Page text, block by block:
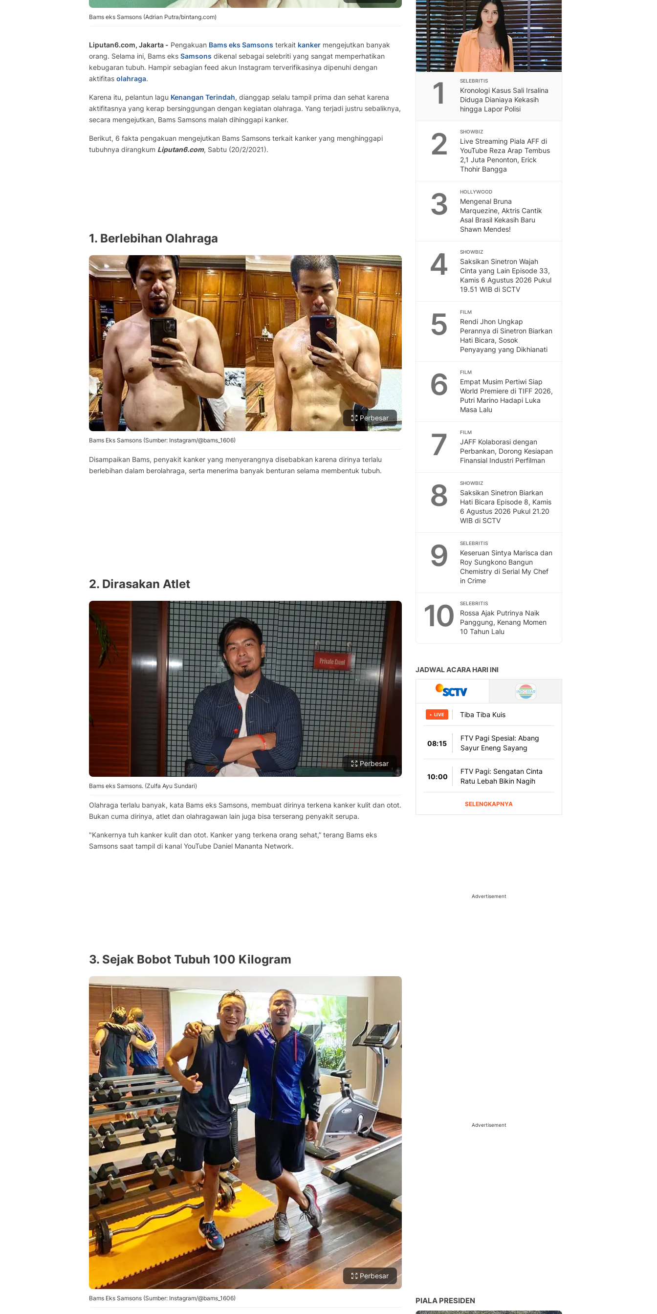
Bams eks Samsons (Adrian Putra/bintang.com)
Liputan6.com, Jakarta - Pengakuan Bams eks Samsons terkait kanker mengejutkan banyak
orang. Selama ini, Bams eks Samsons dikenal sebagai selebriti yang sangat memperhatikan
kebugaran tubuh. Hampir sebagian feed akun Instagram terverifikasinya dipenuhi dengan
aktifitas olahraga.
Karena itu, pelantun lagu Kenangan Terindah, dianggap selalu tampil prima dan sehat karena
aktifitasnya yang kerap bersinggungan dengan kegiatan olahraga. Yang terjadi justru sebaliknya,
secara mengejutkan, Bams Samsons malah dihinggapi kanker.
Berikut, 6 fakta pengakuan mengejutkan Bams Samsons terkait kanker yang menghinggapi
tubuhnya dirangkum Liputan6.com, Sabtu (20/2/2021).
1. Berlebihan Olahraga
Perbesar
Bams Eks Samsons (Sumber: Instagram/@bams_1606)
Disampaikan Bams, penyakit kanker yang menyerangnya disebabkan karena dirinya terlalu
berlebihan dalam berolahraga, serta menerima banyak benturan selama membentuk tubuh.
2. Dirasakan Atlet
Perbesar
Bams eks Samsons. (Zulfa Ayu Sundari)
Olahraga terlalu banyak, kata Bams eks Samsons, membuat dirinya terkena kanker kulit dan otot.
Bukan cuma dirinya, atlet dan olahragawan lain juga bisa terserang penyakit serupa.
"Kankernya tuh kanker kulit dan otot. Kanker yang terkena orang sehat,” terang Bams eks
Samsons saat tampil di kanal YouTube Daniel Mananta Network.
3. Sejak Bobot Tubuh 100 Kilogram
Perbesar
Bams Eks Samsons (Sumber: Instagram/@bams_1606)
1 SELEBRITIS
Kronologi Kasus Sali Irsalina
Diduga Dianiaya Kekasih
hingga Lapor Polisi
2 SHOWBIZ
Live Streaming Piala AFF di
YouTube Reza Arap Tembus
2,1 Juta Penonton, Erick
Thohir Bangga
3 HOLLYWOOD
Mengenal Bruna
Marquezine, Aktris Cantik
Asal Brasil Kekasih Baru
Shawn Mendes!
4 SHOWBIZ
Saksikan Sinetron Wajah
Cinta yang Lain Episode 33,
Kamis 6 Agustus 2026 Pukul
19.51 WIB di SCTV
5 FILM
Rendi Jhon Ungkap
Perannya di Sinetron Biarkan
Hati Bicara, Sosok
Penyayang yang Dikhianati
6 FILM
Empat Musim Pertiwi Siap
World Premiere di TIFF 2026,
Putri Marino Hadapi Luka
Masa Lalu
7 FILM
JAFF Kolaborasi dengan
Perbankan, Dorong Kesiapan
Finansial Industri Perfilman
8 SHOWBIZ
Saksikan Sinetron Biarkan
Hati Bicara Episode 8, Kamis
6 Agustus 2026 Pukul 21.20
WIB di SCTV
9 SELEBRITIS
Keseruan Sintya Marisca dan
Roy Sungkono Bangun
Chemistry di Serial My Chef
in Crime
10 SELEBRITIS
Rossa Ajak Putrinya Naik
Panggung, Kenang Momen
10 Tahun Lalu
Advertisement
Advertisement
PIALA PRESIDEN